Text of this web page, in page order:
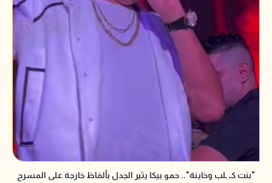
"بنت كـ ـلب وخاينة".. حمو بيكا يثير الجدل بألفاظ خارجة على المسرح